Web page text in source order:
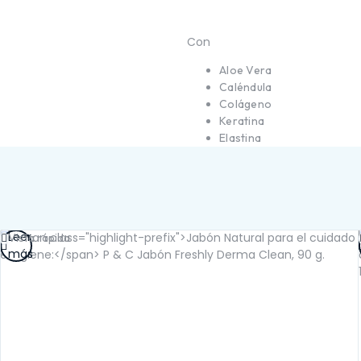
Con
Aloe Vera
Caléndula
Colágeno
Keratina
Elastina
Vista rápida
Leer
más